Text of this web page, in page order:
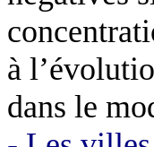
à
dans le